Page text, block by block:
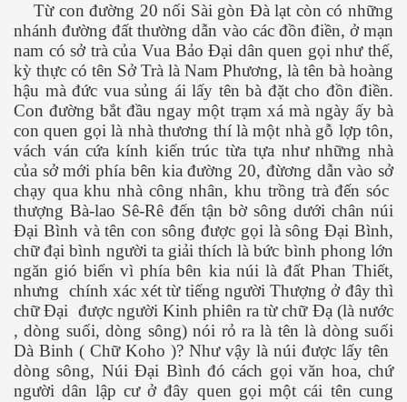
Từ con đường 20 nối Sài gòn Đà lạt còn có những
nhánh đường đất thường dẫn vào các đồn điền, ở mạn
nam có sở trà của Vua Bảo Đại dân quen gọi như thế,
kỳ thực có tên Sở Trà là Nam Phương, là tên bà hoàng
hậu mà đức vua sủng ái lấy tên bà đặt cho đồn điền.
Con đường bắt đầu ngay một trạm xá mà ngày ấy bà
con quen gọi là nhà thương thí là một nhà gỗ lợp tôn,
vách ván cứa kính kiến trúc từa tựa như những nhà
của sở mới phía bên kia đường 20, đừơng dẫn vào sở
chạy qua khu nhà công nhân, khu trồng trà đến sóc
thượng Bà-lao Sê-Rê đến tận bờ sông dưới chân núi
Đại Bình và tên con sông được gọi là sông Đại Bình,
chữ đại bình người ta giải thích là bức bình phong lớn
ngăn gió biển vì phía bên kia núi là đất Phan Thiết,
nhưng chính xác xét từ tiếng người Thượng ở đây thì
chữ Đại được người Kinh phiên ra từ chữ Đạ (là nước
, dòng suối, dòng sông) nói rỏ ra là tên là dòng suối
Dà Binh ( Chữ Koho )? Như vậy là núi được lấy tên
dòng sông, Núi Đại Bình đó cách gọi văn hoa, chứ
người dân lập cư ở đây quen gọi một cái tên cung
682
giới